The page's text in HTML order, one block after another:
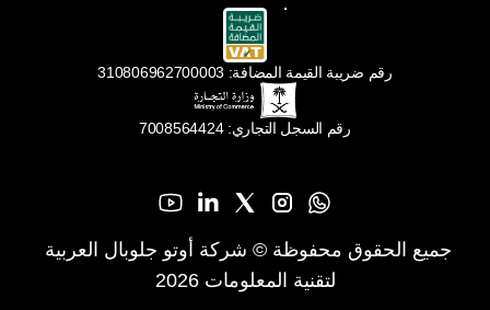
رقم ضريبة القيمة المضافة: 310806962700003
رقم السجل التجاري: 7008564424
لتقنية المعلومات 2026